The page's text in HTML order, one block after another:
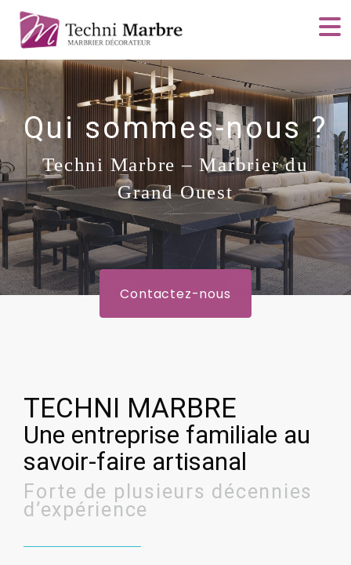
Qui sommes-nous ?
Techni Marbre – Marbrier du
Grand Ouest
Contactez-nous
TECHNI MARBRE
Une entreprise familiale au
savoir-faire artisanal
Forte de plusieurs décennies
d’expérience